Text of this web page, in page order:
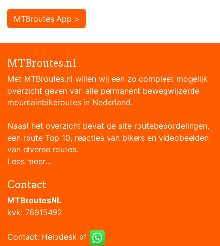
MTBroutes App >
MTBroutes.nl
Met MTBroutes.nl willen wij een zo compleet mogelijk
overzicht geven van alle permanent bewegwijzerde
mountainbikeroutes in Nederland.
Naast het overzicht bevat de site routebeoordelingen,
een route Top 10, reacties van bikers en videobeelden
van diverse routes.
Lees meer...
Contact
MTBroutesNL
kvk: 76915492
Contact: Helpdesk of